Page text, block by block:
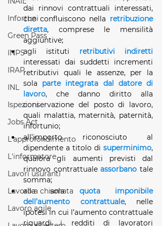
Infortuni
Green Pass
INPS
IRAP
INL
Ispezioni
Jobs Act
L'approfondimento
L'informatore
Lavori usuranti
Lavoro a chiamata
Lavoro agile
dai rinnovi contrattuali interessati,
che confluiscono nella retribuzione
diretta, comprese le mensilità
aggiuntive;
agli istituti retributivi indiretti
interessati dai suddetti incrementi
retributivi quali le assenze, per la
sola parte integrata dal datore di
lavoro, che danno diritto alla
conservazione del posto di lavoro,
quali malattia, maternità, paternità,
infortunio;
all’importo riconosciuto al
dipendente a titolo di superminimo,
qualora gli aumenti previsti dal
rinnovo contrattuale assorbano tale
somma;
alla sola quota imponibile
dell’aumento contrattuale, nelle
ipotesi in cui l’aumento contrattuale
riguardi i redditi di lavoratori